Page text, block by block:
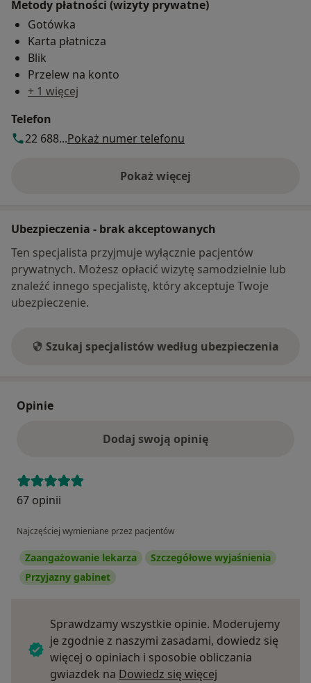
Metody płatności (wizyty prywatne)
Gotówka
Karta płatnicza
Blik
Przelew na konto
+ 1 więcej
Telefon
22 688...Pokaż numer telefonu
Pokaż więcej
o adresie
Ubezpieczenia - brak akceptowanych
Ten specjalista przyjmuje wyłącznie pacjentów
prywatnych. Możesz opłacić wizytę samodzielnie lub
znaleźć innego specjalistę, który akceptuje Twoje
ubezpieczenie.
Szukaj specjalistów według ubezpieczenia
Opinie
Dodaj swoją opinię
67 opinii
Najczęściej wymieniane przez pacjentów
Zaangażowanie lekarza
Szczegółowe wyjaśnienia
Przyjazny gabinet
Sprawdzamy wszystkie opinie. Moderujemy
je zgodnie z naszymi zasadami, dowiedz się
więcej o opiniach i sposobie obliczania
gwiazdek na Dowiedz się więcej